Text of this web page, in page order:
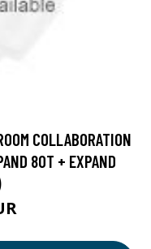
COLLABORATION
80T + EXPAND